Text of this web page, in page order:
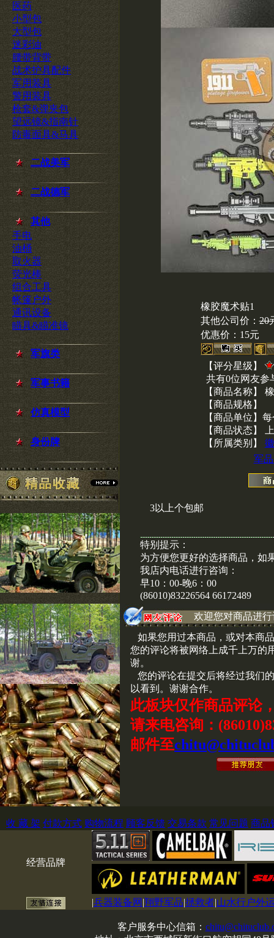
医药
小型包
大型包
迷彩油
腰带背带
战术护具配件
军用装具
警用装具
枪套&弹夹包
望远镜&指南针
防毒面具&马具
二战美军
二战德军
其他
手电
油桶
取火器
荧光棒
组合工具
帐篷户外
通讯设备
瞄具&瞄准镜
军旗类
军事书籍
仿真模型
身份牌
橡胶魔术贴1
其他公司价：20
优惠价： 15元
【评分星级】
共有0位网友参
【商品名称】
【商品规格】
【商品单位】
【商品状态】
【所属类别】
军
3以上个包邮
特别提示：
为方便您更好的选择商品，如
我店内电话进行咨询：
早10：00-晚6：00
(86010)83226564 66172489
欢迎您对商品进
如果您用过本商品，或对本商
您的评论将被网络上成千上万的
谢。
您的评论在提交后将经过我们
以看到。谢谢合作。
此板块仅作商品评论
请来电咨询：
邮件至
收 藏 架 付款方式 购物流程 顾客反馈 交易条款 常见问题 商品
经营品牌
|兵器装备网 |翔野军品|拯救者|山水行户外
客户服务中心信箱：